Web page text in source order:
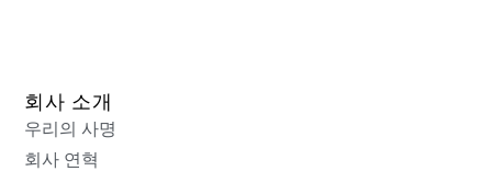
회사 소개
우리의 사명
회사 연혁